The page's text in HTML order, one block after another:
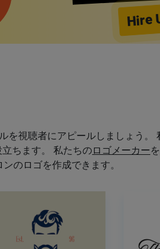
Hire
視聴者にアピールしましょう。
ちます。 私たちのロゴメーカー
ンのロゴを作成できます。